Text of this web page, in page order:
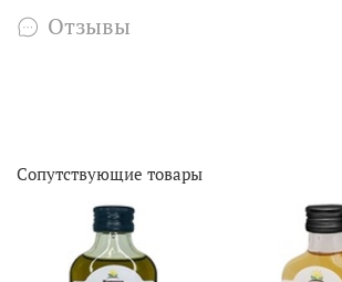
Отзывы
Сопутствующие товары